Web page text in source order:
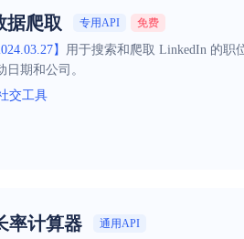
据爬取 专用API 免费
】 用于搜索和爬取 LinkedIn 的职
期和公司。
交工具
率计算器 通用API